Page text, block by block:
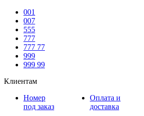
001
007
555
777
777 77
999
999 99
Клиентам
Номер
под заказ
Оплата и
доставка